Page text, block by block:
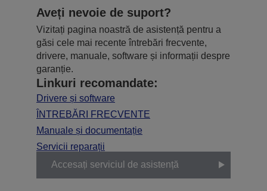
Aveți nevoie de suport?
Vizitați pagina noastră de asistență pentru a
găsi cele mai recente întrebări frecvente,
drivere, manuale, software și informații despre
garanție.
Linkuri recomandate:
Drivere și software
ÎNTREBĂRI FRECVENTE
Manuale și documentație
Servicii reparații
Accesați serviciul de asistență